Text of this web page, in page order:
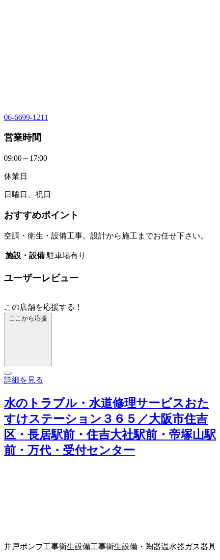
06-6699-1211
営業時間
09:00～17:00
休業日
日曜日、祝日
おすすめポイント
空調・衛生・設備工事。設計から施工までお任せ下さい。
施設・設備 駐車場有り
ユーザーレビュー
この店舗を応援する！
ここから応援
詳細を見る
水のトラブル・水道修理サービスおた
すけステーション３６５／大阪市住吉
区・長居駅前・住吉大社駅前・帝塚山駅
前・万代・受付センター
井戸ポンプ工事衛生設備工事衛生設備・陶器温水器ガス器具